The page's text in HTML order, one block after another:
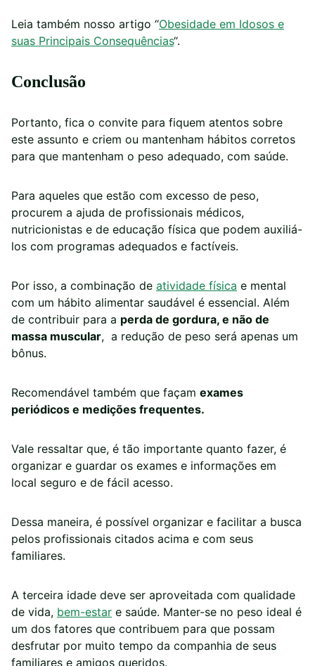
Leia também nosso artigo “Obesidade em Idosos e
suas Principais Consequências“.
Conclusão
Portanto, fica o convite para fiquem atentos sobre
este assunto e criem ou mantenham hábitos corretos
para que mantenham o peso adequado, com saúde.
Para aqueles que estão com excesso de peso,
procurem a ajuda de profissionais médicos,
nutricionistas e de educação física que podem auxiliá-
los com programas adequados e factíveis.
Por isso, a combinação de atividade física e mental
com um hábito alimentar saudável é essencial. Além
de contribuir para a perda de gordura, e não de
massa muscular, a redução de peso será apenas um
bônus.
Recomendável também que façam exames
periódicos e medições frequentes.
Vale ressaltar que, é tão importante quanto fazer, é
organizar e guardar os exames e informações em
local seguro e de fácil acesso.
Dessa maneira, é possível organizar e facilitar a busca
pelos profissionais citados acima e com seus
familiares.
A terceira idade deve ser aproveitada com qualidade
de vida, bem-estar e saúde. Manter-se no peso ideal é
um dos fatores que contribuem para que possam
desfrutar por muito tempo da companhia de seus
familiares e amigos queridos.